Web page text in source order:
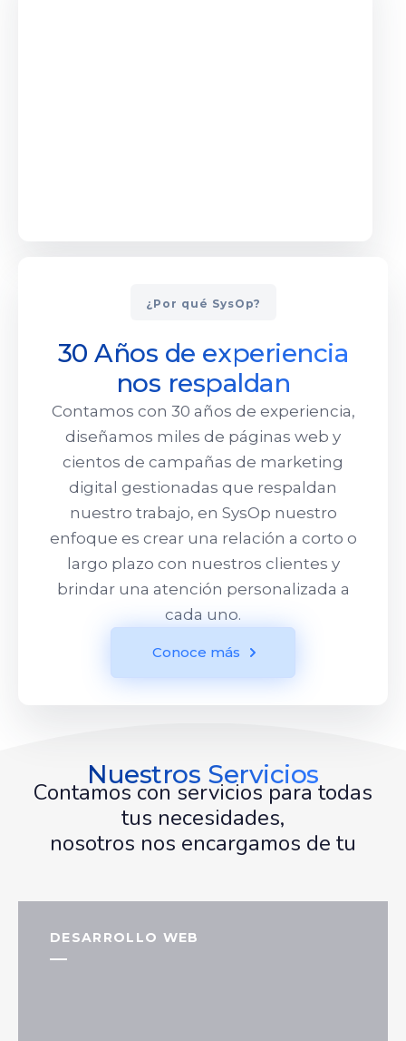
¿Por qué SysOp?
30 Años de experiencia
nos respaldan
Contamos con 30 años de experiencia,
diseñamos miles de páginas web y
cientos de campañas de marketing
digital gestionadas que respaldan
nuestro trabajo, en SysOp nuestro
enfoque es crear una relación a corto o
largo plazo con nuestros clientes y
brindar una atención personalizada a
cada uno.
Conoce más
Nuestros Servicios
Contamos con servicios para todas
tus necesidades,
nosotros nos encargamos de tu
DESARROLLO WEB